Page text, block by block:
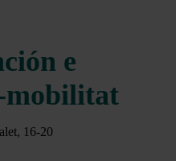
e
mobilitat
16-20